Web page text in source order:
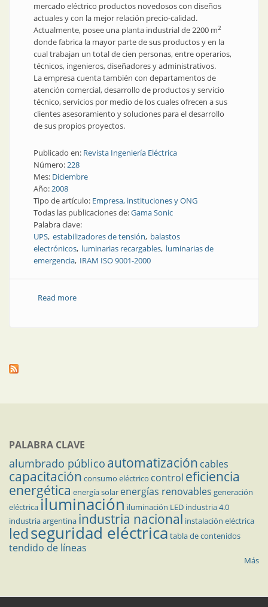
mercado eléctrico productos novedosos con diseños
actuales y con la mejor relación precio-calidad.
Actualmente, posee una planta industrial de 2200 m2
donde fabrica la mayor parte de sus productos y en la
cual trabajan un total de cien personas, entre operarios,
técnicos, ingenieros, diseñadores y administrativos.
La empresa cuenta también con departamentos de
atención comercial, desarrollo de productos y servicio
técnico, servicios por medio de los cuales ofrecen a sus
clientes asesoramiento y soluciones para el desarrollo
de sus propios proyectos.
Publicado en: Revista Ingeniería Eléctrica
Número:228
Mes: Diciembre
Año:2008
Tipo de artículo: Empresa, instituciones y ONG
Todas las publicaciones de:Gama Sonic
Palabra clave:
UPS estabilizadores de tensión balastos
electrónicos luminarias recargables luminarias de
emergencia IRAM ISO 9001-2000
Read moreabout Descripción de Producto | Productos
PALABRA CLAVE
alumbrado público automatización cables
capacitación consumo eléctrico control eficiencia
energética energía solar energías renovables generación
eléctricailuminación iluminación LED industria 4.0
industria argentina industria nacional instalación eléctrica
ledseguridad eléctrica tabla de contenidos
tendido de líneas
Más